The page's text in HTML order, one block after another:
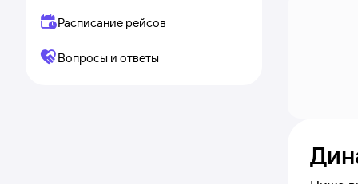
Расписание рейсов
Вопросы и ответы